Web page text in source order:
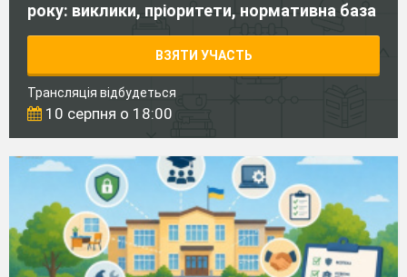
року: виклики, пріоритети, нормативна база
ВЗЯТИ УЧАСТЬ
Трансляція відбудеться
10 серпня о 18:00